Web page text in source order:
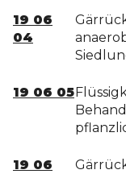
19 06
04
19 06 05
19 06